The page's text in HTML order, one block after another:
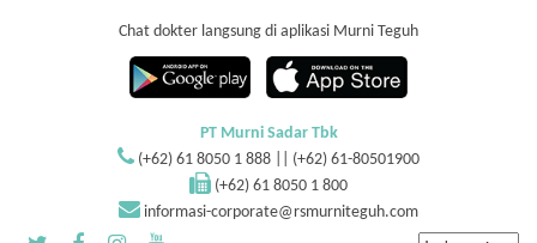
Chat dokter langsung di aplikasi Murni Teguh
PT Murni Sadar Tbk
(+62) 61 8050 1 888 || (+62) 61-80501900
(+62) 61 8050 1 800
informasi-corporate@rsmurniteguh.com